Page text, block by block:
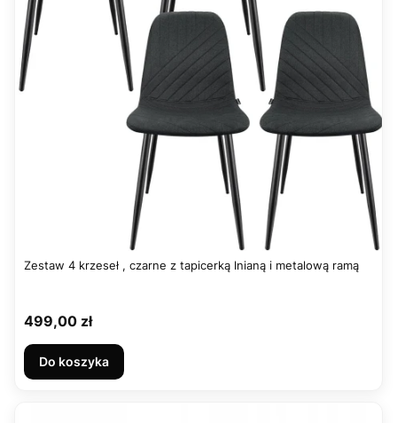
Zestaw 4 krzeseł , czarne z tapicerką lnianą i metalową ramą
Cena
499,00 zł
Do koszyka